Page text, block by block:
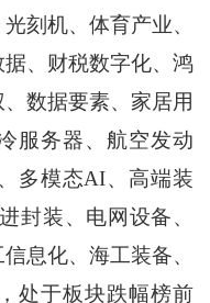
刻机、体育产业、
、财税数字化、鸿
数据要素、家居用
服务器、航空发动
多模态AI、高端装
封装、电网设备、
息化、海工装备、
处于板块跌幅榜前